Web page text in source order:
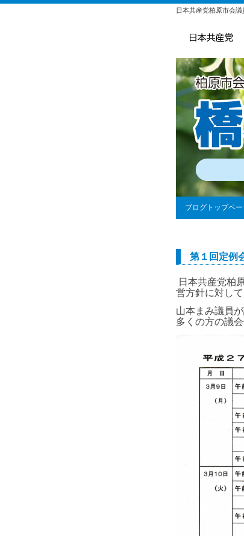
日本共産党柏原市会
ブログトップペー
第１回定例
日本共産党柏
営方針に対して
山本まみ議員
多くの方の議